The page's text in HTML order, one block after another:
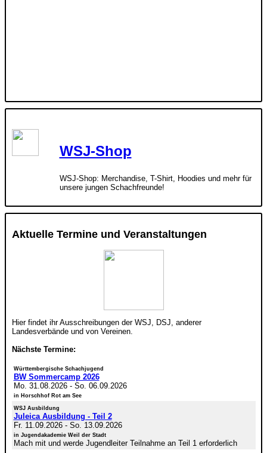
WSJ-Shop
WSJ-Shop: Merchandise, T-Shirt, Hoodies und mehr für
unsere jungen Schachfreunde!
Aktuelle Termine und Veranstaltungen
Hier findet ihr Ausschreibungen der WSJ, DSJ, anderer
Landesverbände und von Vereinen.
Nächste Termine:
Württembergische Schachjugend
BW Sommercamp 2026
Mo. 31.08.2026- So. 06.09.2026
in Horschhof Rot am See
WSJ Ausbildung
Juleica Ausbildung - Teil 2
Fr. 11.09.2026- So. 13.09.2026
in Jugendakademie Weil der Stadt
Mach mit und werde Jugendleiter Teilnahme an Teil 1 erforderlich